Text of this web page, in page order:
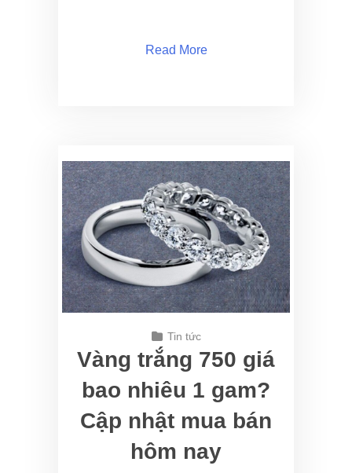
Read More
Tin tức
Vàng trắng 750 giá
bao nhiêu 1 gam?
Cập nhật mua bán
hôm nay